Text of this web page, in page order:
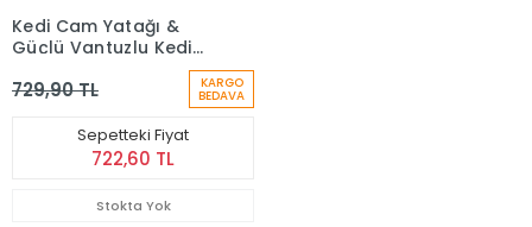
Kedi Cam Yatağı &
Güçlü Vantuzlu Kedi
729,90 TL KARGO
BEDAVA
Sepetteki Fiyat
722,60 TL
Stokta Yok